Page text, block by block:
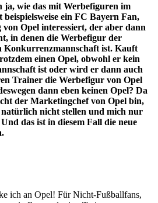
ja, wie das mit Werbefiguren im
beispielsweise ein FC Bayern Fan,
Opel interessiert, der aber dann
in denen die Werbefigur der
Konkurrenzmannschaft ist. Kauft
einen Opel, obwohl er kein
ist oder wird er dann auch
Trainer die Werbefigur von Opel
dann eben keinen Opel? Da
der Marketingchef von Opel bin,
natürlich nicht stellen und mich nur
das ist in diesem Fall die neue
ich an Opel! Für Nicht-Fußballfans,